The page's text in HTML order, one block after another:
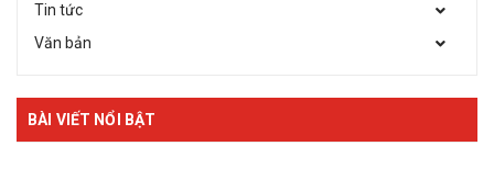
Tin tức
Văn bản
BÀI VIẾT NỔI BẬT